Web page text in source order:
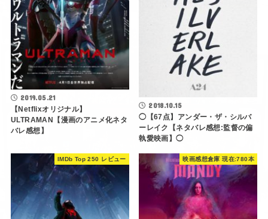
2019.05.21
【Netflixオリジナル】
ULTRAMAN【漫画のアニメ化ネタ
バレ感想】
2018.10.15
◯【67点】アンダー・ザ・シルバ
ーレイク【ネタバレ感想:監督の偏
執愛映画】◯
IMDb Top 250 レビュー 映画感想倉庫 現在:780本